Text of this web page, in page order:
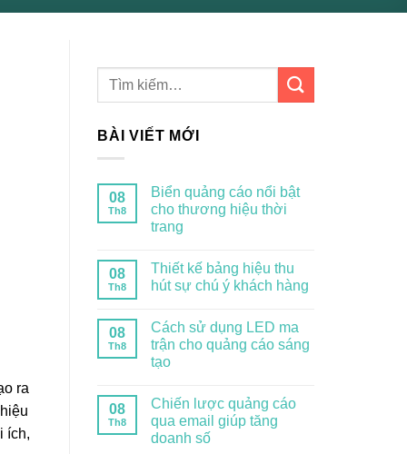
ra
ích,
BÀI VIẾT MỚI
08
Th8
Biển quảng cáo nổi bật
cho thương hiệu thời
trang
08
Th8
Thiết kế bảng hiệu thu
hút sự chú ý khách hàng
08
Th8
Cách sử dụng LED ma
trận cho quảng cáo sáng
tạo
08
Th8
Chiến lược quảng cáo
qua email giúp tăng
doanh số